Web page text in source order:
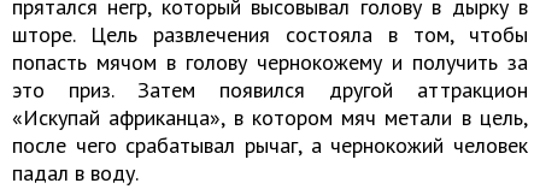
прятался негр, который высовывал голову в дырку в
шторе. Цель развлечения состояла в том, чтобы
попасть мячом в голову чернокожему и получить за
это приз. Затем появился другой аттракцион
«Искупай африканца», в котором мяч метали в цель,
после чего срабатывал рычаг, а чернокожий человек
падал в воду.